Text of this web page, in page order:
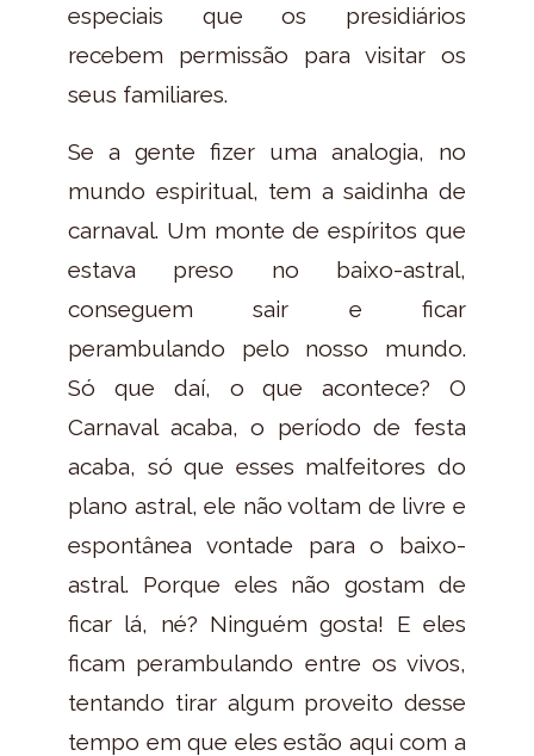
especiais que os presidiários
recebem permissão para visitar os
seus familiares.
Se a gente fizer uma analogia, no
mundo espiritual, tem a saidinha de
carnaval. Um monte de espíritos que
estava preso no baixo-astral,
conseguem sair e ficar
perambulando pelo nosso mundo.
Só que daí, o que acontece? O
Carnaval acaba, o período de festa
acaba, só que esses malfeitores do
plano astral, ele não voltam de livre e
espontânea vontade para o baixo-
astral. Porque eles não gostam de
ficar lá, né? Ninguém gosta! E eles
ficam perambulando entre os vivos,
tentando tirar algum proveito desse
tempo em que eles estão aqui com a